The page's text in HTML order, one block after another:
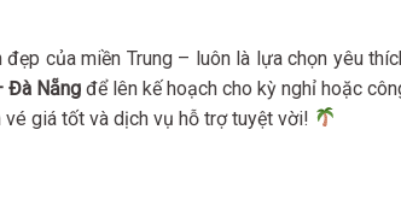
của miền Trung – luôn là lựa chọn yêu
Đà Nẵng để lên kế hoạch cho kỳ nghỉ hoặc
giá tốt và dịch vụ hỗ trợ tuyệt vời!